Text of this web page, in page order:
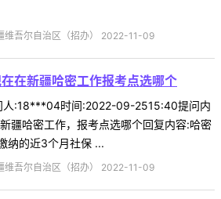
维吾尔自治区（招办） 2022-11-09
在新疆哈密工作报考点选哪个
人:18***04时间:2022-09-2515:40提问内
疆哈密工作，报考点选哪个回复内容:哈密
纳的近3个月社保 ...
维吾尔自治区（招办） 2022-11-09